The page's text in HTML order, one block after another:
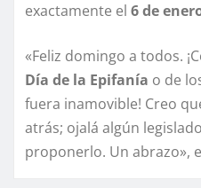
exactamente el 6 de
«Feliz domingo a todos.
Día de la Epifanía o de
fuera inamovible! Creo
atrás; ojalá algún
proponerlo. Un abrazo»,